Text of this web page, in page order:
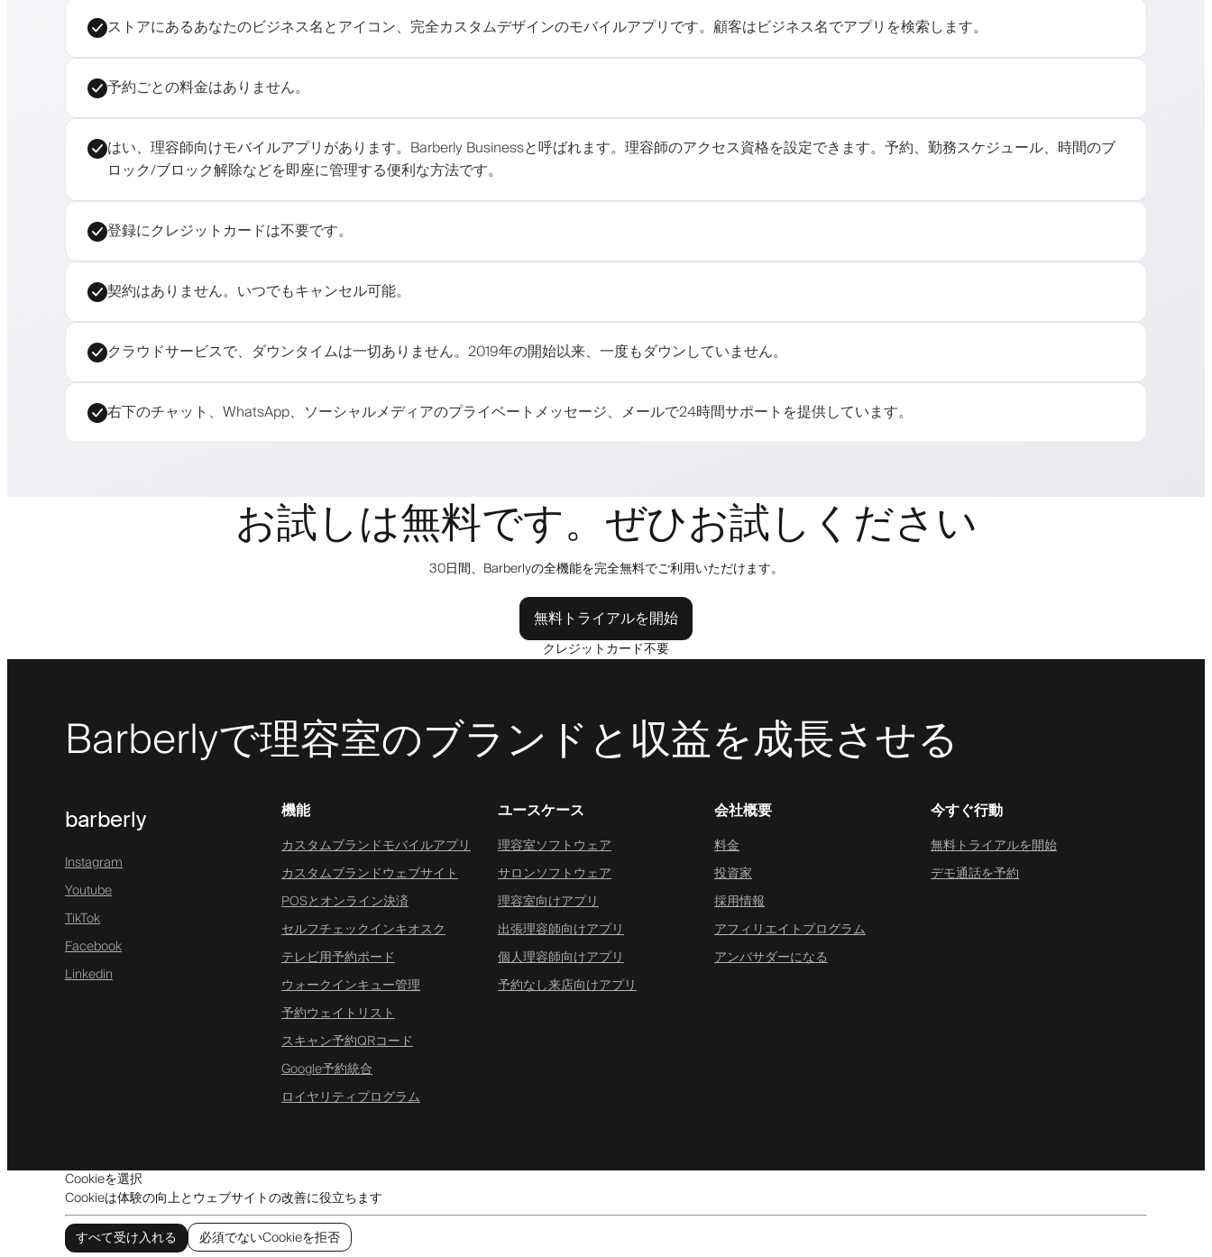
ストアにあるあなたのビジネス名とアイコン、完全カスタムデザインのモバイルアプリです。顧客はビジネス名でアプリを検索します。
予約ごとの料金はありません。
はい、理容師向けモバイルアプリがあります。Barberly Businessと呼ばれます。理容師のアクセス資格を設定できます。予約、勤務スケジュール、時間のブ
ロック/ブロック解除などを即座に管理する便利な方法です。
登録にクレジットカードは不要です。
契約はありません。いつでもキャンセル可能。
クラウドサービスで、ダウンタイムは一切ありません。2019年の開始以来、一度もダウンしていません。
右下のチャット、WhatsApp、ソーシャルメディアのプライベートメッセージ、メールで24時間サポートを提供しています。
お試しは無料です。ぜひお試しください
30日間、Barberlyの全機能を完全無料でご利用いただけます。
無料トライアルを開始
クレジットカード不要
Barberlyで理容室のブランドと収益を成長させる
barberly
Instagram
Youtube
TikTok
Facebook
Linkedin
機能
カスタムブランドモバイルアプリ
カスタムブランドウェブサイト
POSとオンライン決済
セルフチェックインキオスク
テレビ用予約ボード
ウォークインキュー管理
予約ウェイトリスト
スキャン予約QRコード
Google予約統合
ロイヤリティプログラム
ユースケース
理容室ソフトウェア
サロンソフトウェア
理容室向けアプリ
出張理容師向けアプリ
個人理容師向けアプリ
予約なし来店向けアプリ
会社概要
料金
投資家
採用情報
アフィリエイトプログラム
アンバサダーになる
今すぐ行動
無料トライアルを開始
デモ通話を予約
Cookieを選択
Cookieは体験の向上とウェブサイトの改善に役立ちます
すべて受け入れる
必須でないCookieを拒否